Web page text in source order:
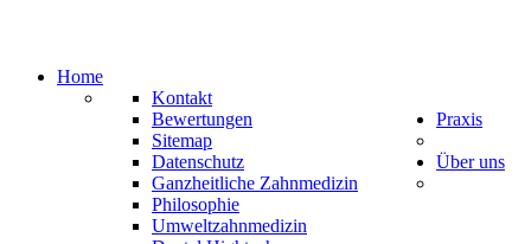
Home
Kontakt
Bewertungen
Sitemap
Datenschutz
Praxis
Ganzheitliche Zahnmedizin
Philosophie
Umweltzahnmedizin
Über uns